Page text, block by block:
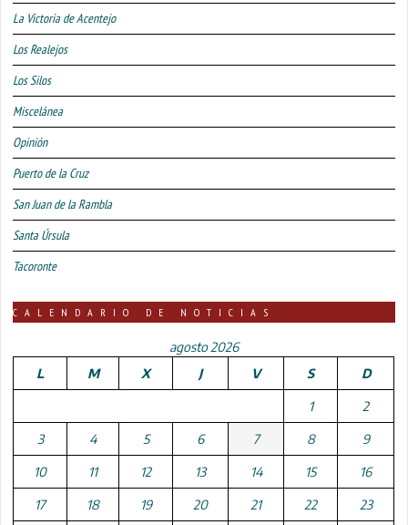
La Victoria de Acentejo
Los Realejos
Los Silos
Miscelánea
Opinión
Puerto de la Cruz
San Juan de la Rambla
Santa Úrsula
Tacoronte
CALENDARIO DE NOTICIAS
agosto 2026
L
M X J V S D
1 2
3 4 5 6 7 8 9
10 11 12 13 14 15 16
17 18 19 20 21 22 23